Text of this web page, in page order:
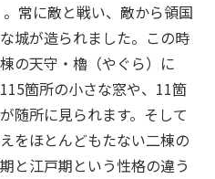
。常に敵と戦い、敵から領国
城が造られました。この時
の天守・櫓（やぐら）に
箇所の小さな窓や、11箇
随所に見られます。そして
をほとんどもたない二棟の
と江戸期という性格の違う